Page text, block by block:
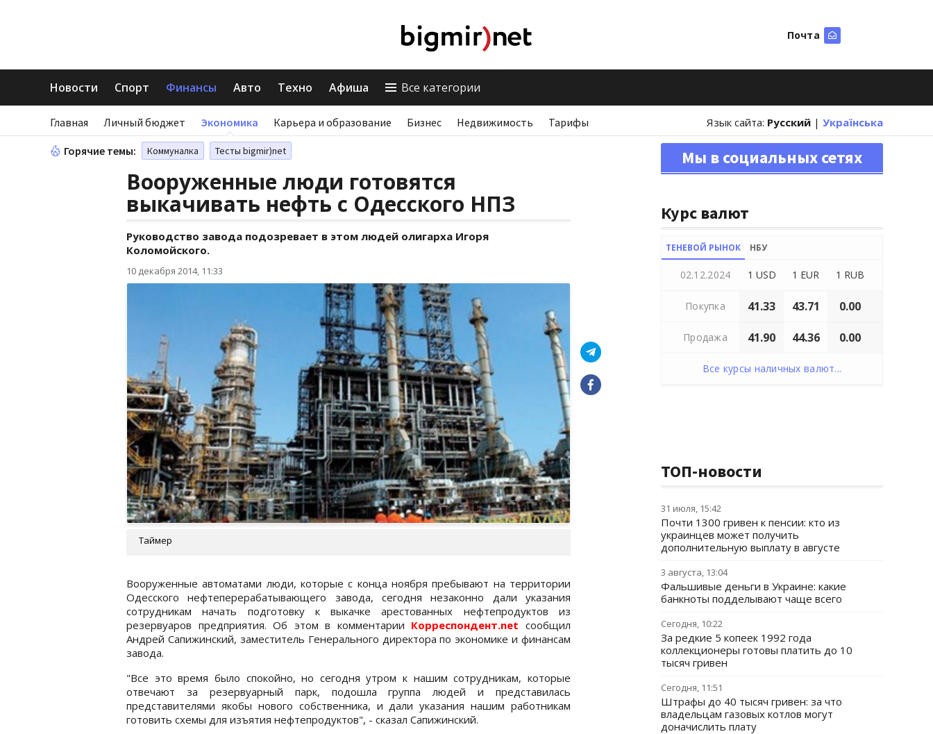
Почта
Новости Спорт Финансы Авто Техно Афиша Все категории
Главная Личный бюджет Экономика Карьера и образование Бизнес Недвижимость Тарифы Язык сайта: Русский | Українська
Горячие темы: Коммуналка Тесты bigmir)net
Вооруженные люди готовятся
выкачивать нефть с Одесского НПЗ
Руководство завода подозревает в этом людей олигарха Игоря
Коломойского.
10 декабря 2014, 11:33
Таймер
Вооруженные автоматами люди, которые с конца ноября пребывают на территории
Одесского нефтеперерабатывающего завода, сегодня незаконно дали указания
сотрудникам начать подготовку к выкачке арестованных нефтепродуктов из
резервуаров предприятия. Об этом в комментарии Корреспондент.net сообщил
Андрей Сапижинский, заместитель Генерального директора по экономике и финансам
завода.
"Все это время было спокойно, но сегодня утром к нашим сотрудникам, которые
отвечают за резервуарный парк, подошла группа людей и представилась
представителями якобы нового собственника, и дали указания нашим работникам
готовить схемы для изъятия нефтепродуктов", - сказал Сапижинский.
Мы в социальных сетях
Курс валют
ТЕНЕВОЙ РЫНОК НБУ
02.12.2024 1 USD 1 EUR 1 RUB
Покупка 41.33 43.71 0.00
Продажа 41.90 44.36 0.00
Все курсы наличных валют...
ТОП-новости
31 июля, 15:42
Почти 1300 гривен к пенсии: кто из
украинцев может получить
дополнительную выплату в августе
3 августа, 13:04
Фальшивые деньги в Украине: какие
банкноты подделывают чаще всего
Сегодня, 10:22
За редкие 5 копеек 1992 года
коллекционеры готовы платить до 10
тысяч гривен
Сегодня, 11:51
Штрафы до 40 тысяч гривен: за что
владельцам газовых котлов могут
доначислить плату